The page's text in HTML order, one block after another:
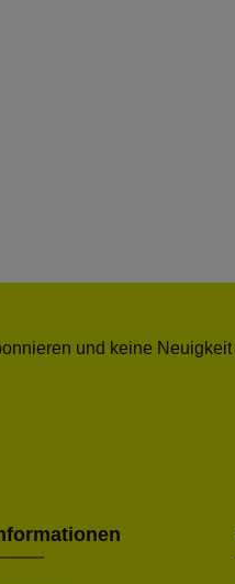
und keine